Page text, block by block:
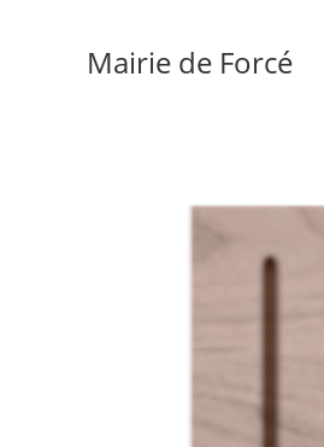
Mairie de Forcé